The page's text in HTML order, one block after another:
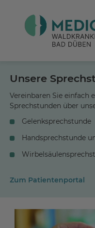
Unsere
Vereinbaren Sie einfach
Sprechstunden über
Gelenksprechstunde
Handsprechstunde
Zum Patientenportal